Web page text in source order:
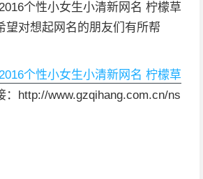
个性小女生小清新网名 柠檬草
望对想起网名的朋友们有所帮
个性小女生小清新网名 柠檬草
：http://www.gzqihang.com.cn/ns